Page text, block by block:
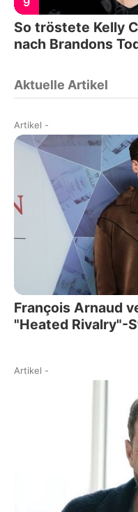
So tröstete Kelly
nach Brandons
Aktuelle Artikel
Artikel -
François Arnaud
"Heated Rivalry"-
Artikel -